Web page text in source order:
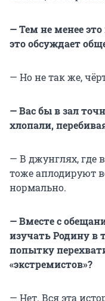
— Тем не менее
это обсуждает
— Но не так же,
— Вас бы в зал
хлопали,
— В джунглях, где
тоже аплодируют
нормально.
— Вместе с
изучать Родину в
попытку
«экстремистов»?
— Нет. Вся эта